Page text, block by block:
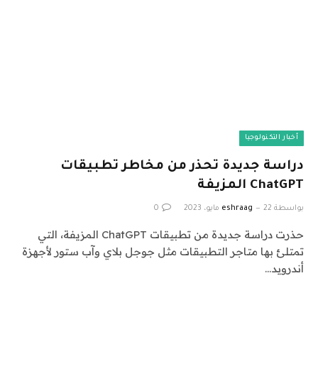
أخبار التكنولوجيا
دراسة جديدة تحذر من مخاطر تطبيقات
ChatGPT المزيفة
بواسطة eshraag 22 مايو، 2023 0
حذرت دراسة جديدة من تطبيقات ChatGPT المزيفة، التي
تمتلئ بها متاجر التطبيقات مثل جوجل بلاي وآب ستور لأجهزة
أندرويد…